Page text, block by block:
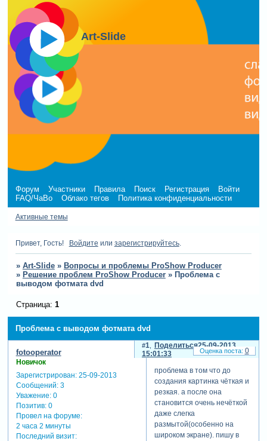
Art-Slide
Форум Участники Правила Поиск Регистрация
Войти
FAQ/ЧаВо
Облако тегов Политика конфиденциальности
Активные темы
Привет, Гость! Войдите или зарегистрируйтесь.
» Art-Slide » Вопросы и проблемы ProShow Producer
» Решение проблем ProShow Producer » Проблема с
выводом фотмата dvd
Проблема с выводом фотмата dvd
Страница: 1
Поделиться
1
25-09-2013
15:01:33
fotooperator
Новичок
Зарегистрирован: 25-09-2013
Сообщений:3
Уважение: 0
Позитив: 0
Провел на форуме:
2 часа 2 минуты
Последний визит:
проблема в том что до
создания картинка чёткая и
резкая. а после она
становится очень нечёткой
даже слегка
размытой(особенно на
широком экране). пишу в
0